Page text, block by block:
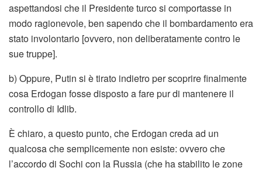
aspettandosi che il Presidente turco si comportasse in
modo ragionevole, ben sapendo che il bombardamento era
stato involontario [ovvero, non deliberatamente contro le
sue truppe].
b) Oppure, Putin si è tirato indietro per scoprire finalmente
cosa Erdogan fosse disposto a fare pur di mantenere il
controllo di Idlib.
È chiaro, a questo punto, che Erdogan creda ad un
qualcosa che semplicemente non esiste: ovvero che
l’accordo di Sochi con la Russia (che ha stabilito le zone